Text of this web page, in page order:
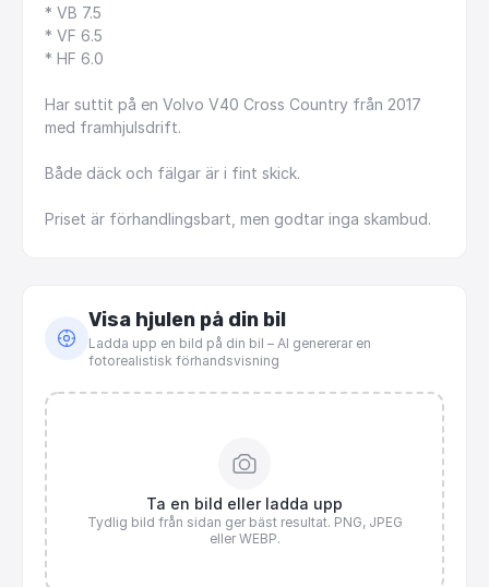
* VB 7.5
* VF 6.5
* HF 6.0
Har suttit på en Volvo V40 Cross Country från 2017
med framhjulsdrift.
Både däck och fälgar är i fint skick.
Priset är förhandlingsbart, men godtar inga skambud.
Visa hjulen på din bil
Ladda upp en bild på din bil – AI genererar en
fotorealistisk förhandsvisning
Ta en bild eller ladda upp
Tydlig bild från sidan ger bäst resultat. PNG, JPEG
eller WEBP.